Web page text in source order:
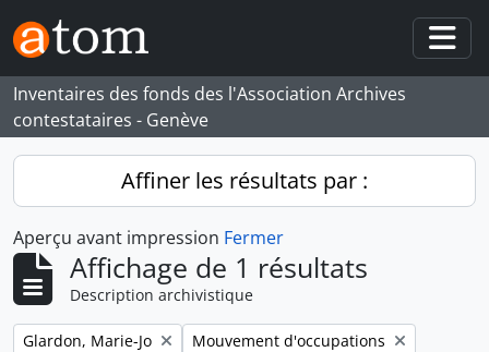
Skip to main content
Inventaires des fonds des l'Association Archives
contestataires - Genève
Affiner les résultats par :
Aperçu avant impression Fermer
Affichage de 1 résultats
Description archivistique
Remove filter:
Glardon, Marie-Jo Remove filter:
Mouvement d'occupations